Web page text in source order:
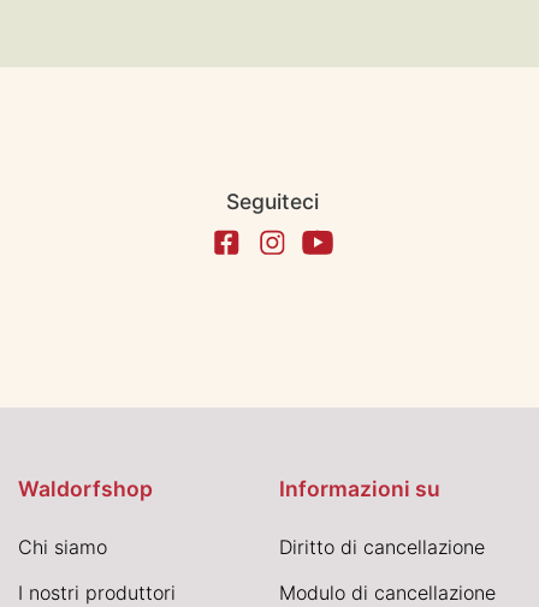
Seguiteci
Waldorfshop
Chi siamo
I nostri produttori
Informazioni su
Diritto di cancellazione
Modulo di cancellazione